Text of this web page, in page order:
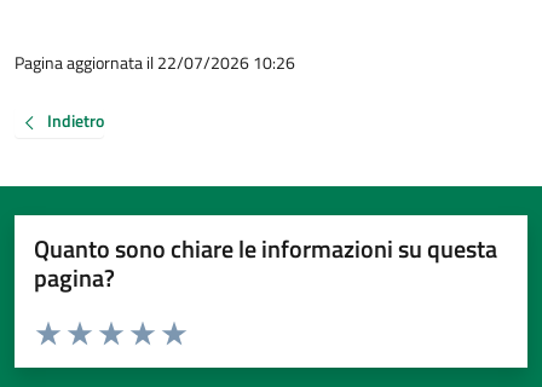
Pagina aggiornata il 22/07/2026 10:26
Indietro
Quanto sono chiare le informazioni su questa
pagina?
Valuta da 1 a 5 stelle la pagina
Valuta 5 stelle su 5
Valuta 4 stelle su 5
Valuta 3 stelle su 5
Valuta 2 stelle su 5
Valuta 1 stelle su 5